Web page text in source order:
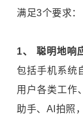
满足3个要求：
1、 聪明地响
包括手机系统
用户各类工作
助手、AI拍照